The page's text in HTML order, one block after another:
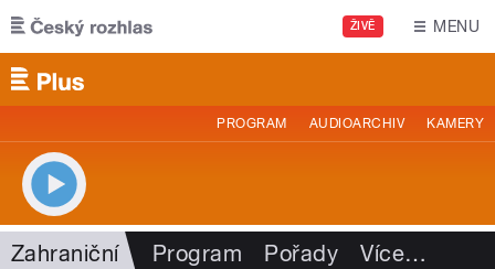
Přejít k hlavnímu obsahu
ŽIVĚ MENU
PROGRAM AUDIOARCHIV KAMERY
Zahraniční Program Pořady Více…